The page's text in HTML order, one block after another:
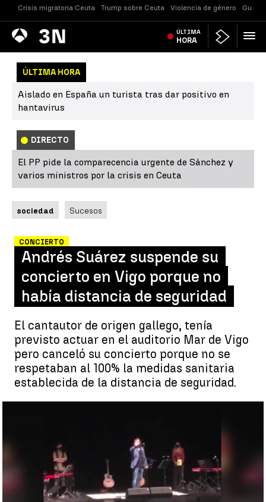
Crisis migratoria Ceuta Trump sobre Ceuta Violencia de género
Antena
3 Noticias ÚLTIMA
HORA
ÚLTIMA HORA
Aislado en España un turista tras dar positivo en
hantavirus
DIRECTO
El PP pide la comparecencia urgente de Sánchez y
varios ministros por la crisis en Ceuta
sociedad Sucesos
CONCIERTO
Andrés Suárez suspende su
concierto en Vigo porque no
había distancia de seguridad
El cantautor de origen gallego, tenía
previsto actuar en el auditorio Mar de Vigo
pero canceló su concierto porque no se
respetaban al 100% la medidas sanitaria
establecida de la distancia de seguridad.